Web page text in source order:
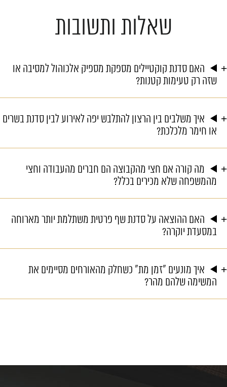
שאלות ותשובות
האם סדנת קוקטיילים מספקת מספיק אלכוהול למסיבה או
שזה רק טעימות קטנות?
איך משלבים בין הרצון להתלבש יפה לאירוע לבין סדנת בשרים
או חימר מלכלכת?
מה קורה אם חצי מהקבוצה הם חברים מהעבודה וחצי
מהמשפחה שלא מכירים בכלל?
האם ההוצאה על סדנת שף פרטית משתלמת יותר מארוחה
במסעדת יוקרה?
איך מונעים "זמן מת" כשחלק מהאורחים מסיימים את
המשימה שלהם מהר?